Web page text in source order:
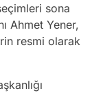
sona
Ahmet Yener,
resmi olarak